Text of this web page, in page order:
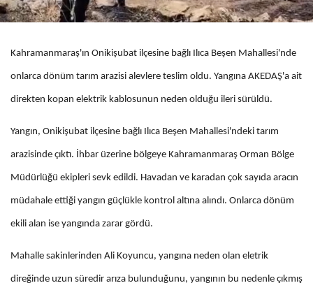
Kahramanmaraş'ın Onikişubat ilçesine bağlı Ilıca Beşen Mahallesi'nde
onlarca dönüm tarım arazisi alevlere teslim oldu. Yangına AKEDAŞ'a ait
direkten kopan elektrik kablosunun neden olduğu ileri sürüldü.
Yangın, Onikişubat ilçesine bağlı Ilıca Beşen Mahallesi'ndeki tarım
arazisinde çıktı. İhbar üzerine bölgeye Kahramanmaraş Orman Bölge
Müdürlüğü ekipleri sevk edildi. Havadan ve karadan çok sayıda aracın
müdahale ettiği yangın güçlükle kontrol altına alındı. Onlarca dönüm
ekili alan ise yangında zarar gördü.
Mahalle sakinlerinden Ali Koyuncu, yangına neden olan eletrik
direğinde uzun süredir arıza bulunduğunu, yangının bu nedenle çıkmış